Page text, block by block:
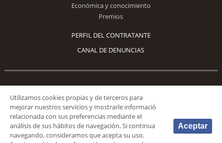
Económica y conocimiento
Premios
PERFIL DEL CONTRATANTE
CANAL DE DENUNCIAS
Síguenos
Utilizamos cookies propias y de terceros para
mejorar nuestros servicios y mostrarle informació
relacionada con sus preferencias mediante el
análisis de sus hábitos de navegación. Si continua
navegando, consideramos que acepta su uso.
Aceptar